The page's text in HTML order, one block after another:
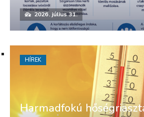
2026. július 31.
Harmadfokú
HÍREK